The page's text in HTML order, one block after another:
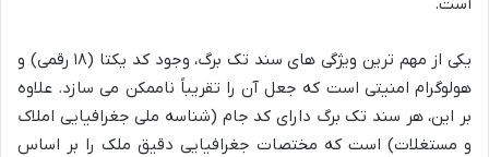
یکی از مهم ترین ویژگی های سند تک برگ، وجود کد یکتا (۱۸ رقمی) و
هولوگرام امنیتی است که جعل آن را تقریباً ناممکن می سازد. علاوه
بر این، هر سند تک برگ دارای کد جام (شناسه ملی جغرافیایی املاک
و مستغلات) است که مختصات جغرافیایی دقیق ملک را بر اساس